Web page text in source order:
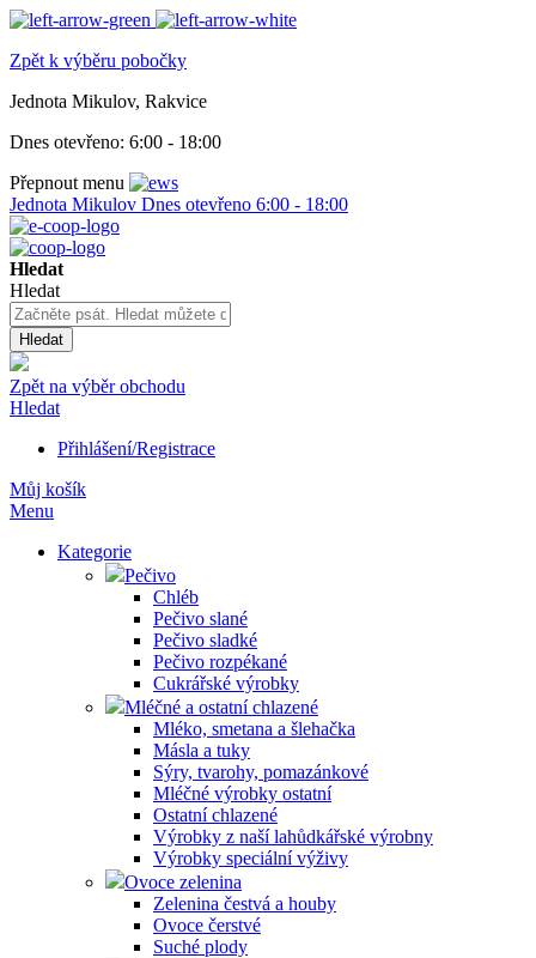
Zpět k výběru pobočky
Jednota Mikulov, Rakvice
Dnes otevřeno: 6:00 - 18:00
Přepnout menu
Jednota Mikulov Dnes otevřeno 6:00 - 18:00
Hledat
Hledat
Hledat
Zpět na výběr obchodu
Hledat
Přihlášení/Registrace
Můj košík
Menu
Kategorie
Pečivo
Chléb
Pečivo slané
Pečivo sladké
Pečivo rozpékané
Cukrářské výrobky
Mléčné a ostatní chlazené
Mléko, smetana a šlehačka
Másla a tuky
Sýry, tvarohy, pomazánkové
Mléčné výrobky ostatní
Ostatní chlazené
Výrobky z naší lahůdkářské výrobny
Výrobky speciální výživy
Ovoce zelenina
Zelenina čestvá a houby
Ovoce čerstvé
Suché plody